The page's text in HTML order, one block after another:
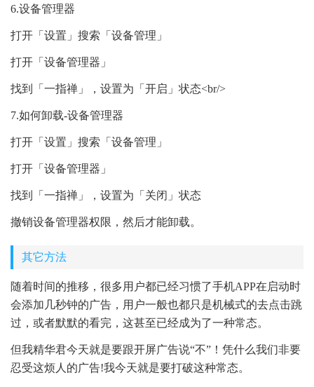
6.设备管理器
打开「设置」搜索「设备管理」
打开「设备管理器」
找到「一指禅」，设置为「开启」状态<br/>
7.如何卸载-设备管理器
打开「设置」搜索「设备管理」
打开「设备管理器」
找到「一指禅」，设置为「关闭」状态
撤销设备管理器权限，然后才能卸载。
其它方法
随着时间的推移，很多用户都已经习惯了手机APP在启动时
会添加几秒钟的广告，用户一般也都只是机械式的去点击跳
过，或者默默的看完，这甚至已经成为了一种常态。
但我精华君今天就是要跟开屏广告说“不”！凭什么我们非要
忍受这烦人的广告!我今天就是要打破这种常态。